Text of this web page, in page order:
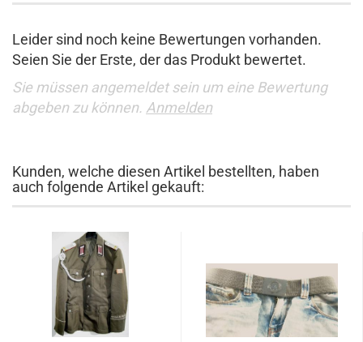
Leider sind noch keine Bewertungen vorhanden.
Seien Sie der Erste, der das Produkt bewertet.
Sie müssen angemeldet sein um eine Bewertung
abgeben zu können. Anmelden
Kunden, welche diesen Artikel bestellten, haben
auch folgende Artikel gekauft: